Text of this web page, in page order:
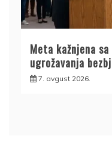
Meta kažnjena
ugrožavanja
7. avgust 2026.